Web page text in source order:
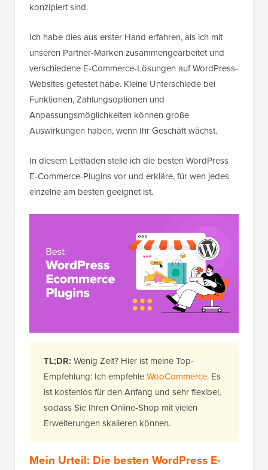
konzipiert sind.
Ich habe dies aus erster Hand erfahren, als ich mit
unseren Partner-Marken zusammengearbeitet und
verschiedene E-Commerce-Lösungen auf WordPress-
Websites getestet habe. Kleine Unterschiede bei
Funktionen, Zahlungsoptionen und
Anpassungsmöglichkeiten können große
Auswirkungen haben, wenn Ihr Geschäft wächst.
In diesem Leitfaden stelle ich die besten WordPress
E-Commerce-Plugins vor und erkläre, für wen jedes
einzelne am besten geeignet ist.
TL;DR: Wenig Zeit? Hier ist meine Top-
Empfehlung: Ich empfehleWooCommerce. Es
ist kostenlos für den Anfang und sehr flexibel,
sodass Sie Ihren Online-Shop mit vielen
Erweiterungen skalieren können.
Mein Urteil: Die besten WordPress E-